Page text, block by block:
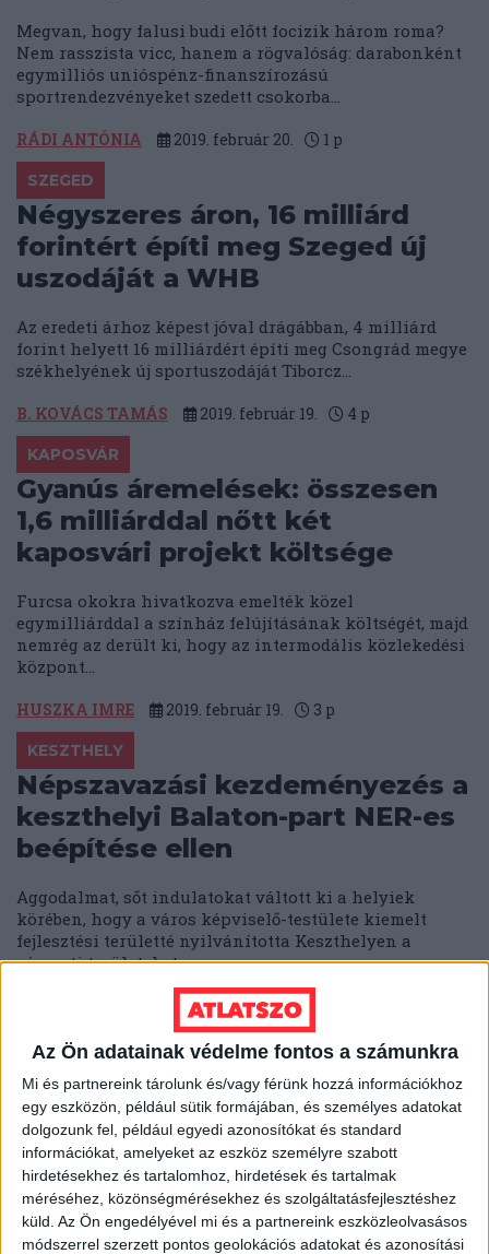
Az Ön adatainak védelme fontos a számunkra
Mi és partnereink tárolunk és/vagy férünk hozzá információkhoz
egy eszközön, például sütik formájában, és személyes adatokat
dolgozunk fel, például egyedi azonosítókat és standard
információkat, amelyeket az eszköz személyre szabott
hirdetésekhez és tartalomhoz, hirdetések és tartalmak
méréséhez, közönségmérésekhez és szolgáltatásfejlesztéshez
küld. Az Ön engedélyével mi és a partnereink eszközleolvasásos
módszerrel szerzett pontos geolokációs adatokat és azonosítási
Megvan, hogy falusi budi előtt focizik három roma?
Nem rasszista vicc, hanem a rögvalóság: darabonként
egymilliós unióspénz-finanszírozású
sportrendezvényeket szedett csokorba...
RÁDI ANTÓNIA 2019. február 20. 1 p
SZEGED
Négyszeres áron, 16 milliárd
forintért építi meg Szeged új
uszodáját a WHB
Az eredeti árhoz képest jóval drágábban, 4 milliárd
forint helyett 16 milliárdért építi meg Csongrád megye
székhelyének új sportuszodáját Tiborcz...
B. KOVÁCS TAMÁS 2019. február 19. 4 p
KAPOSVÁR
Gyanús áremelések: összesen
1,6 milliárddal nőtt két
kaposvári projekt költsége
Furcsa okokra hivatkozva emelték közel
egymilliárddal a színház felújításának költségét, majd
nemrég az derült ki, hogy az intermodális közlekedési
központ...
HUSZKA IMRE 2019. február 19. 3 p
KESZTHELY
Népszavazási kezdeményezés a
keszthelyi Balaton-part NER-es
beépítése ellen
Aggodalmat, sőt indulatokat váltott ki a helyiek
körében, hogy a város képviselő-testülete kiemelt
fejlesztési területté nyilvánította Keszthelyen a
vízparti területeket....
2019. február 18. 4p
DEBRECEN
Lakópark készül a debreceni
Nagyerdő mellé, a
természetvédők az EU-hoz
fordultak
Az Európai Unió petíciós bizottságának a segítségét
kérték Debrecen Nagyerdeje kertvárosi részének lakói,